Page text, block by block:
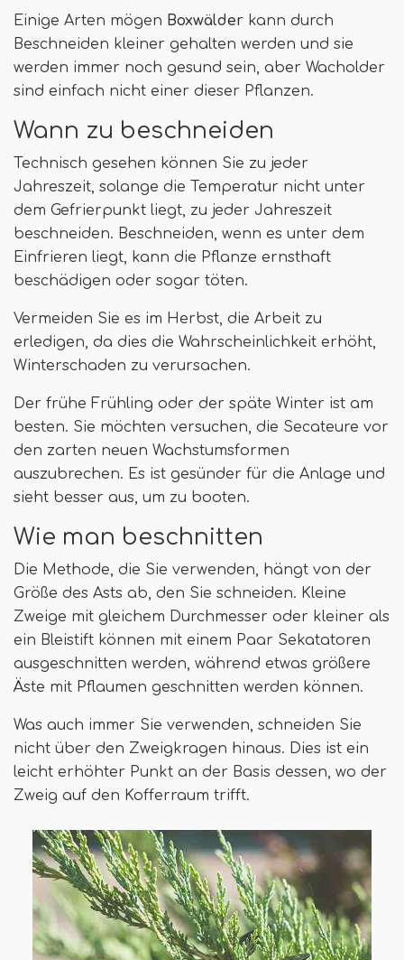
Einige Arten mögen Boxwälder kann durch
Beschneiden kleiner gehalten werden und sie
werden immer noch gesund sein, aber Wacholder
sind einfach nicht einer dieser Pflanzen.
Wann zu beschneiden
Technisch gesehen können Sie zu jeder
Jahreszeit, solange die Temperatur nicht unter
dem Gefrierpunkt liegt, zu jeder Jahreszeit
beschneiden. Beschneiden, wenn es unter dem
Einfrieren liegt, kann die Pflanze ernsthaft
beschädigen oder sogar töten.
Vermeiden Sie es im Herbst, die Arbeit zu
erledigen, da dies die Wahrscheinlichkeit erhöht,
Winterschaden zu verursachen.
Der frühe Frühling oder der späte Winter ist am
besten. Sie möchten versuchen, die Secateure vor
den zarten neuen Wachstumsformen
auszubrechen. Es ist gesünder für die Anlage und
sieht besser aus, um zu booten.
Wie man beschnitten
Die Methode, die Sie verwenden, hängt von der
Größe des Asts ab, den Sie schneiden. Kleine
Zweige mit gleichem Durchmesser oder kleiner als
ein Bleistift können mit einem Paar Sekatatoren
ausgeschnitten werden, während etwas größere
Äste mit Pflaumen geschnitten werden können.
Was auch immer Sie verwenden, schneiden Sie
nicht über den Zweigkragen hinaus. Dies ist ein
leicht erhöhter Punkt an der Basis dessen, wo der
Zweig auf den Kofferraum trifft.